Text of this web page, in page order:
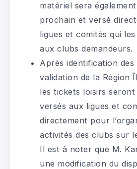
matériel sera
prochain et versé
ligues et comités qui
aux clubs demandeurs.
Après identification des
validation de la Région
les tickets loisirs seront
versés aux ligues et
directement pour
activités des clubs sur
Il est à noter que M.
une modification du